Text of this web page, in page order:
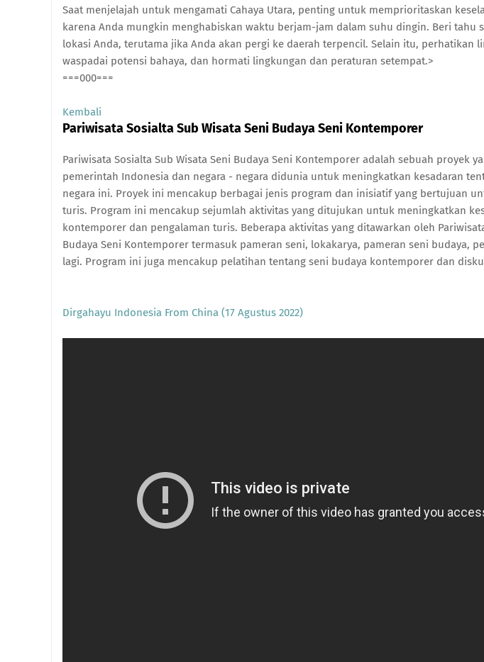
Saat menjelajah untuk mengamati Cahaya Utara, penting untuk memprioritaskan
karena Anda mungkin menghabiskan waktu berjam-jam dalam suhu dingin. Beri tahu
lokasi Anda, terutama jika Anda akan pergi ke daerah terpencil. Selain itu, perhatikan
waspadai potensi bahaya, dan hormati lingkungan dan peraturan setempat.>
===000===
Kembali
Pariwisata Sosialta Sub Wisata Seni Budaya Seni Kontemporer
Pariwisata Sosialta Sub Wisata Seni Budaya Seni Kontemporer adalah sebuah proyek
pemerintah Indonesia dan negara - negara didunia untuk meningkatkan kesadaran
negara ini. Proyek ini mencakup berbagai jenis program dan inisiatif yang bertujuan
turis. Program ini mencakup sejumlah aktivitas yang ditujukan untuk meningkatkan
kontemporer dan pengalaman turis. Beberapa aktivitas yang ditawarkan oleh
Budaya Seni Kontemporer termasuk pameran seni, lokakarya, pameran seni budaya,
lagi. Program ini juga mencakup pelatihan tentang seni budaya kontemporer dan
Dirgahayu Indonesia From China (17 Agustus 2022)